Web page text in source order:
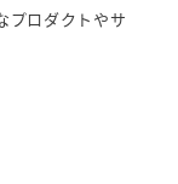
プロダクトやサ